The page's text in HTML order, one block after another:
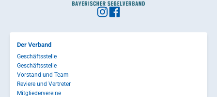
Der Verband
Geschäftsstelle
Geschäftsstelle
Vorstand und Team
Reviere und Vertreter
Mitgliedervereine